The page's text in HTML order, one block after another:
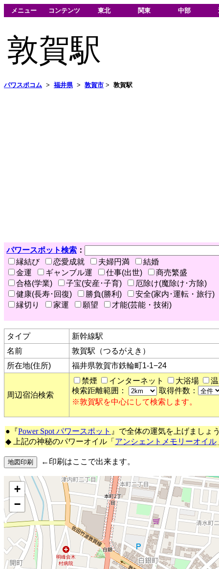
メニュー コンテンツ 東北 関東 中部
敦賀駅
パワスポコム > 福井県> 敦賀市 > 敦賀駅
パワースポット検索 ：
縁結び
恋愛成就 夫婦円満
結婚
金運
ギャンブル運 仕事(出世)
商売繁盛
合格(学業)
子宝(安産･子育)
厄除け(魔除け･方除)
健康(長寿･回復)
勝負(勝利)
安全(家内･運転・旅行)
縁切り
家運 願望 才能(芸能・技術)
タイプ
新幹線駅
名前
敦賀駅（つるがえき）
所在地(住所)
福井県敦賀市鉄輪町1-1−24
周辺宿泊検索
禁煙 インターネット 大浴場
検索距離範囲：
取得件数：
※敦賀駅を中心にして検索します。
●『Power Spot パワースポット 』で全体の運気を上げましょ
◆ 上記の神秘のパワーオイル「 アンシェントメモリーオイル
←印刷はここで出来ます。
+
−